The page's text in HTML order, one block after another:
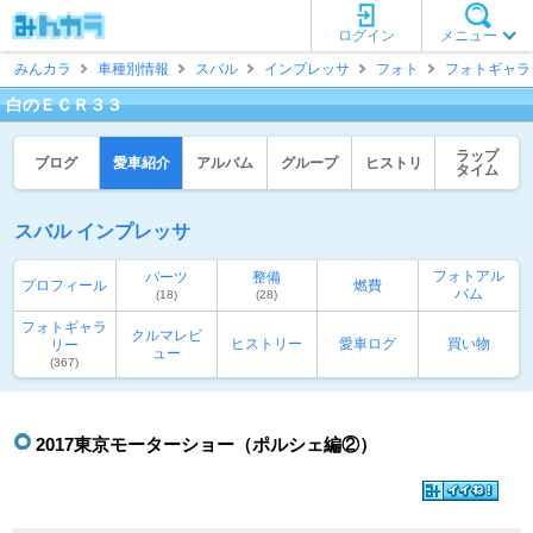
メニュー
ログイン
みんカラ
車種別情報 スバル インプレッサ フォト フォトギャ
白のＥＣＲ３３
ブログ 愛車紹介 アルバム グループ ヒストリ
ラップ
タイム
スバル インプレッサ
プロフィール パーツ
(18)
整備
(28)
燃費
フォトアル
バム
フォトギャラ
リー
(367)
クルマレビ
ュー
ヒストリー 愛車ログ 買い物
2017東京モーターショー（ポルシェ編②）